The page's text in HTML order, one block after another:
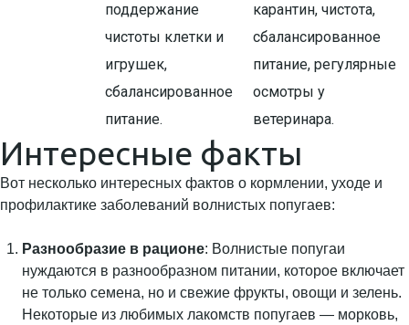
поддержание
чистоты клетки и
игрушек,
сбалансированное
питание.
карантин, чистота,
сбалансированное
питание, регулярные
осмотры у
ветеринара.
Интересные факты
Вот несколько интересных фактов о кормлении, уходе и
профилактике заболеваний волнистых попугаев:
Разнообразие в рационе: Волнистые попугаи
нуждаются в разнообразном питании, которое включает
не только семена, но и свежие фрукты, овощи и зелень.
Некоторые из любимых лакомств попугаев — морковь,